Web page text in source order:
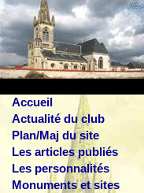
Accueil
Actualité du club
Plan/Maj du site
Les articles publiés
Les personnalités
Monuments et sites